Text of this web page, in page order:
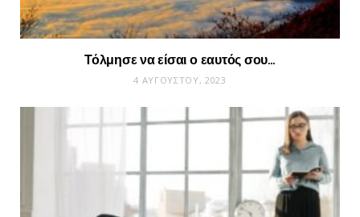
Τόλμησε να είσαι ο εαυτός σου…
4 ΑΥΓΟΎΣΤΟΥ, 2023